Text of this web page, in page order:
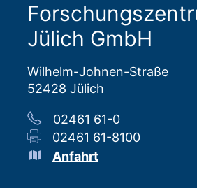
Jülich GmbH
Wilhelm-Johnen-Straße
52428 Jülich
02461 61-0
02461 61-8100
Anfahrt